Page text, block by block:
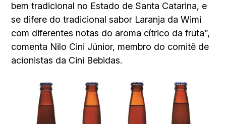
bem tradicional no Estado de Santa Catarina, e
se difere do tradicional sabor Laranja da Wimi
com diferentes notas do aroma cítrico da fruta”,
comenta Nilo Cini Júnior, membro do comitê de
acionistas da Cini Bebidas.